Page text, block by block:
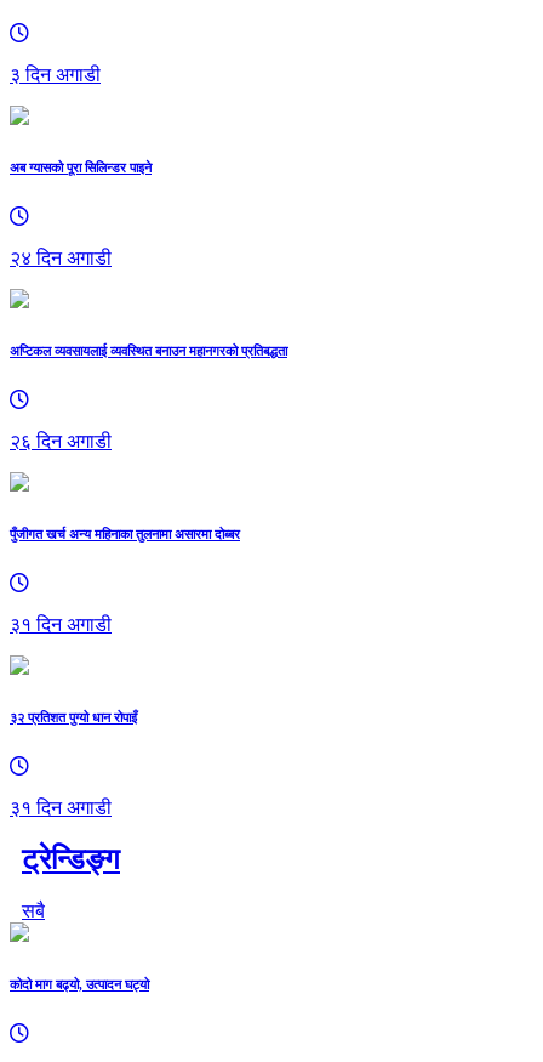
३ दिन अगाडी
अब ग्यासको पूरा सिलिन्डर पाइने
२४ दिन अगाडी
अप्टिकल व्यवसायलाई व्यवस्थित बनाउन महानगरको प्रतिबद्धता
२६ दिन अगाडी
पुँजीगत खर्च अन्य महिनाका तुलनामा असारमा दोब्बर
३१ दिन अगाडी
३२ प्रतिशत पुग्यो धान रोपाइँ
३१ दिन अगाडी
ट्रेन्डिङ्ग
सबै
कोदो माग बढ्यो, उत्पादन घट्यो